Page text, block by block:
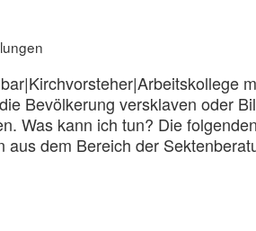
Bevölkerung versklaven oder
Was kann ich tun? Die
aus dem Bereich der